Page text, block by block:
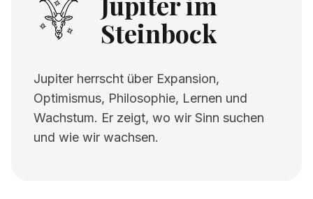
Steinbock
Jupiter herrscht über Expansion,
Optimismus, Philosophie, Lernen und
Wachstum. Er zeigt, wo wir Sinn suchen
und wie wir wachsen.